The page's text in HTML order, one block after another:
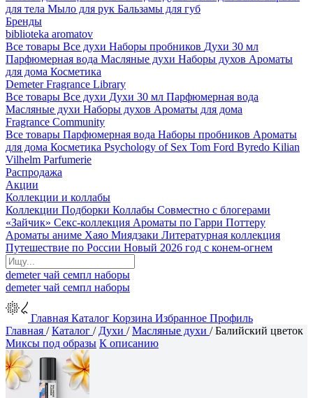
для тела Мыло для рук Бальзамы для губ
Бренды
biblioteka aromatov
Все товары Все духи Наборы пробников Духи 30 мл
Парфюмерная вода Масляные духи Наборы духов Ароматы
для дома Косметика
Demeter Fragrance Library
Все товары Все духи Духи 30 мл Парфюмерная вода
Масляные духи Наборы духов Ароматы для дома
Fragrance Community
Все товары Парфюмерная вода Наборы пробников Ароматы
для дома Косметика Psychology of Sex Tom Ford Byredo Kilian
Vilhelm Parfumerie
Распродажа
Акции
Коллекции и коллабы
Коллекции Подборки Коллабы Совместно с блогерами
«Зайчик» Секс-коллекция Ароматы по Гарри Поттеру
Ароматы аниме Хаяо Миядзаки Литературная коллекция
Путешествие по России Новый 2026 год с конем-огнем
demeterчай семпл наборы
demeterчай семпл наборы
Главная Каталог Корзина Избранное Профиль
Главная /Каталог / Духи /Масляные духи /Балийский цветок
Миксы под образы К описанию